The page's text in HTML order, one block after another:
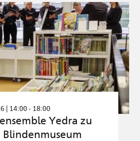
| 14:00 - 18:00
Yedra zu
Blindenmuseum